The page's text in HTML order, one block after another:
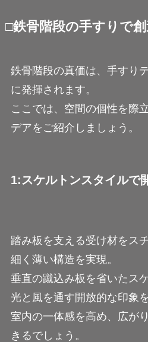
□鉄骨階段の手すりで
鉄骨階段の真価は、手すり
に発揮されます。
ここでは、空間の個性を際
デアをご紹介しましょう。
1:スケルトンスタイルで
踏み板を支える受け材をス
細く薄い構造を実現。
垂直の蹴込み板を省いたス
光と風を通す開放的な印象
室内の一体感を高め、広が
きるでしょう。